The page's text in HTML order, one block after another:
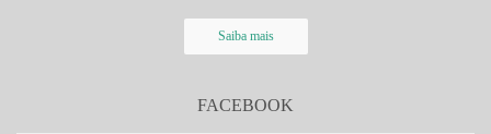
Saiba mais
FACEBOOK